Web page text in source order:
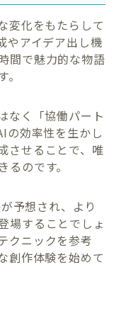
変化をもたらして
やアイデア出し機
間で魅力的な物語
なく「協働パート
の効率性を生かし
させることで、唯
のです。
予想され、より
場することでしょ
クニックを参考
創作体験を始めて